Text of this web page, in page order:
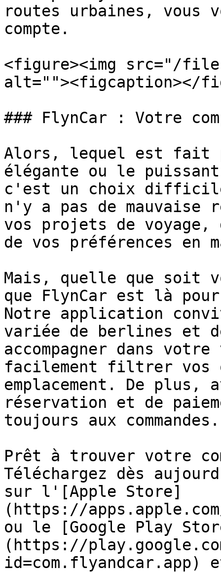
routes urbaines, vous
compte.
<figure><img src="/files/
alt=""><figcaption></
### FlynCar : Votre
Alors, lequel est fait
élégante ou le puissant
c'est un choix
n'y a pas de mauvaise
vos projets de
de vos préférences en
Mais, quelle que soit
que FlynCar est là
Notre application
variée de berlines et
accompagner dans votre
facilement filtrer vos
emplacement. De plus,
réservation et de
toujours aux commandes.
Prêt à trouver votre
Téléchargez dès
sur l'[Apple Store]
(https://
ou le [Google Play
(https://